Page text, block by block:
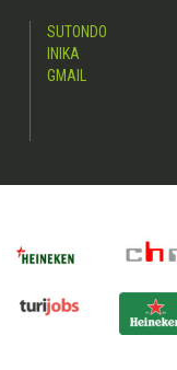
SUTONDO
INIKA
GMAIL